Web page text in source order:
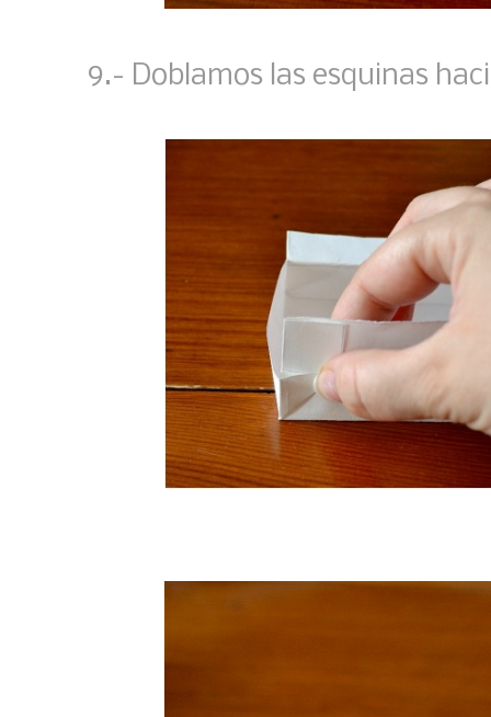
9.- Doblamos las esquinas